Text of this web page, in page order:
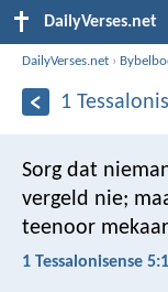
DailyVerses.net
DailyVerses.net ›
1
Sorg dat
vergeld nie;
teenoor
1 Tessalonisense